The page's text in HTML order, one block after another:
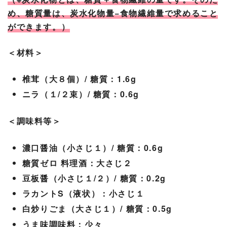
め、糖質量は、炭水化物量−食物繊維量で求めること
ができます。）
＜材料＞
椎茸（大８個）/ 糖質：1.6g
ニラ（１/２束）/ 糖質：0.6g
＜調味料等＞
濃口醤油（小さじ１）/ 糖質：0.6g
糖質ゼロ 料理酒：大さじ２
豆板醤（小さじ１/２）/ 糖質：0.2g
ラカントS（液状）：小さじ１
白炒りごま（大さじ１）/ 糖質：0.5g
うま味調味料：少々